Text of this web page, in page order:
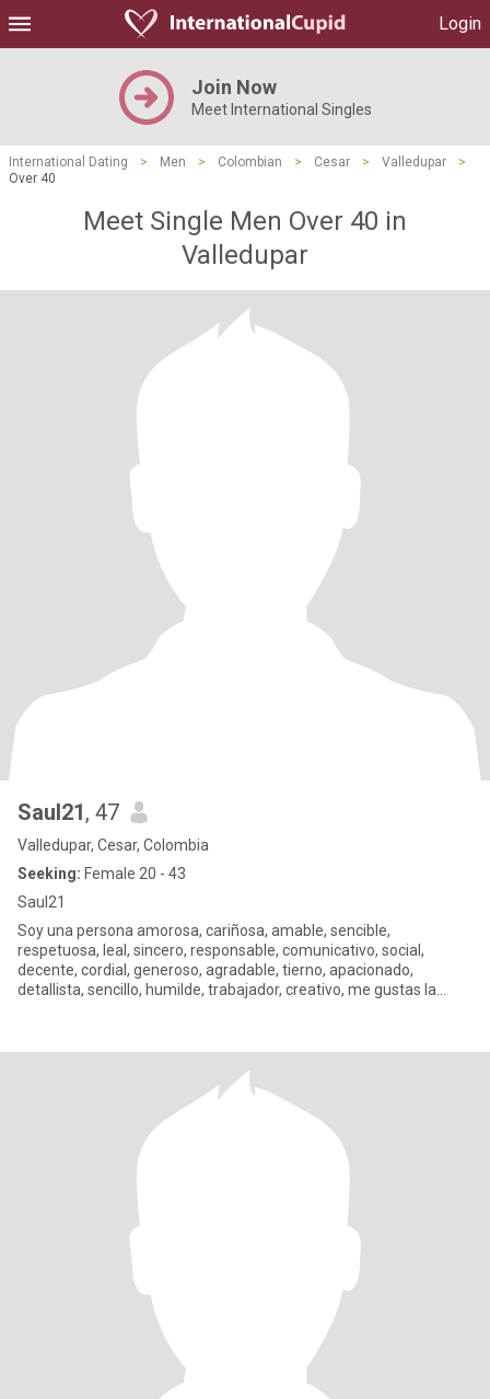
Login
Join Now
Meet International Singles
International Dating > Men > Colombian > Cesar > Valledupar
>
Over 40
Meet Single Men Over 40 in
Valledupar
Saul21, 47
Valledupar, Cesar, Colombia
Seeking: Female 20 - 43
Saul21
Soy una persona amorosa, cariñosa, amable, sencible,
respetuosa, leal, sincero, responsable, comunicativo, social,
decente, cordial, generoso, agradable, tierno, apacionado,
detallista, sencillo, humilde, trabajador, creativo, me gustas la